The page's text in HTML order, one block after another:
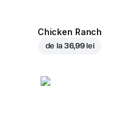
Chicken Ranch
de la 36,99 lei